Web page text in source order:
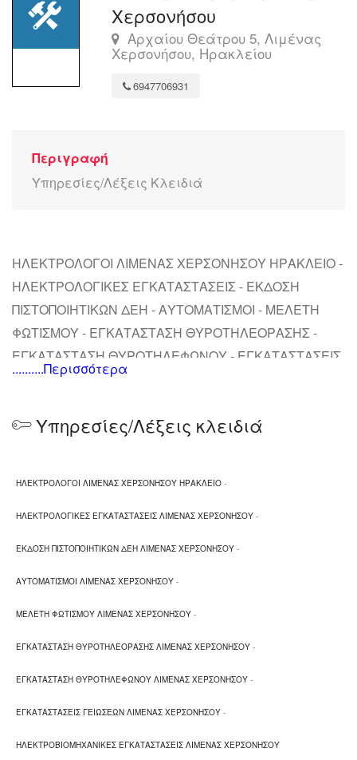
Χερσονήσου
Αρχαίου Θεάτρου 5, Λιμένας
Χερσονήσου, Ηρακλείου
6947706931
Περιγραφή
Υπηρεσίες/Λέξεις Κλειδιά
ΗΛΕΚΤΡΟΛΟΓΟΙ ΛΙΜΕΝΑΣ ΧΕΡΣΟΝΗΣΟΥ ΗΡΑΚΛΕΙΟ -
ΗΛΕΚΤΡΟΛΟΓΙΚΕΣ ΕΓΚΑΤΑΣΤΑΣΕΙΣ - ΕΚΔΟΣΗ
ΠΙΣΤΟΠΟΙΗΤΙΚΩΝ ΔΕΗ - ΑΥΤΟΜΑΤΙΣΜΟΙ - ΜΕΛΕΤΗ
ΦΩΤΙΣΜΟΥ - ΕΓΚΑΤΑΣΤΑΣΗ ΘΥΡΟΤΗΛΕΟΡΑΣΗΣ -
ΕΓΚΑΤΑΣΤΑΣΗ ΘΥΡΟΤΗΛΕΦΩΝΟΥ - ΕΓΚΑΤΑΣΤΑΣΕΙΣ
ΓΕΙΩΣΕΩΝ - ΗΛΕΚΤΡΟΒΙΟΜΗΧΑΝΙΚΕΣ
..........Περισσότερα
Υπηρεσίες/Λέξεις κλειδιά
ΗΛΕΚΤΡΟΛΟΓΟΙ ΛΙΜΕΝΑΣ ΧΕΡΣΟΝΗΣΟΥ ΗΡΑΚΛΕΙΟ -
ΗΛΕΚΤΡΟΛΟΓΙΚΕΣ ΕΓΚΑΤΑΣΤΑΣΕΙΣ ΛΙΜΕΝΑΣ ΧΕΡΣΟΝΗΣΟΥ -
ΕΚΔΟΣΗ ΠΙΣΤΟΠΟΙΗΤΙΚΩΝ ΔΕΗ ΛΙΜΕΝΑΣ ΧΕΡΣΟΝΗΣΟΥ -
ΑΥΤΟΜΑΤΙΣΜΟΙ ΛΙΜΕΝΑΣ ΧΕΡΣΟΝΗΣΟΥ -
ΜΕΛΕΤΗ ΦΩΤΙΣΜΟΥ ΛΙΜΕΝΑΣ ΧΕΡΣΟΝΗΣΟΥ -
ΕΓΚΑΤΑΣΤΑΣΗ ΘΥΡΟΤΗΛΕΟΡΑΣΗΣ ΛΙΜΕΝΑΣ ΧΕΡΣΟΝΗΣΟΥ -
ΕΓΚΑΤΑΣΤΑΣΗ ΘΥΡΟΤΗΛΕΦΩΝΟΥ ΛΙΜΕΝΑΣ ΧΕΡΣΟΝΗΣΟΥ -
ΕΓΚΑΤΑΣΤΑΣΕΙΣ ΓΕΙΩΣΕΩΝ ΛΙΜΕΝΑΣ ΧΕΡΣΟΝΗΣΟΥ -
ΗΛΕΚΤΡΟΒΙΟΜΗΧΑΝΙΚΕΣ ΕΓΚΑΤΑΣΤΑΣΕΙΣ ΛΙΜΕΝΑΣ ΧΕΡΣΟΝΗΣΟΥ